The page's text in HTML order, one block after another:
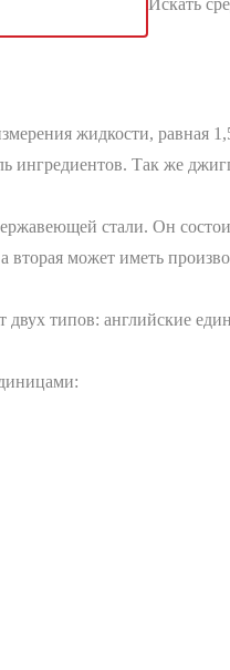
жидкости, равная
ингредиентов. Так же
стали. Он
вторая может иметь
двух типов: английские